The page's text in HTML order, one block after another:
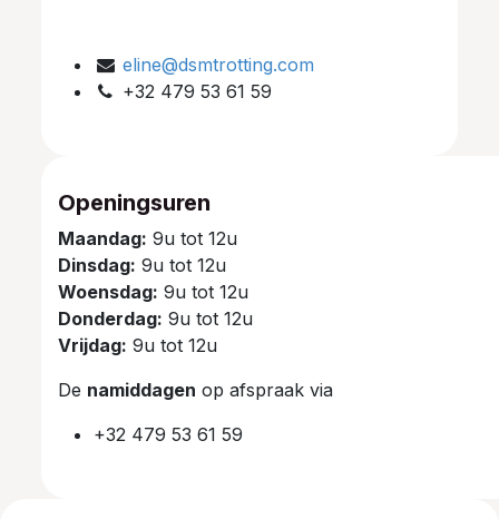
eline@dsmtrotting.com
+32 479 53 61 59
Openingsuren
Maandag: 9u tot 12u
Dinsdag: 9u tot 12u
Woensdag: 9u tot 12u
Donderdag: 9u tot 12u
Vrijdag: 9u tot 12u
De namiddagen op afspraak via
+32 479 53 61 59